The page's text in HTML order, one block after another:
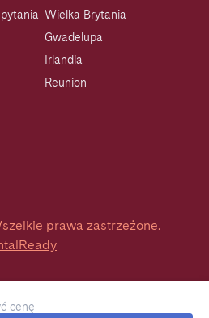
cenę
Wielka Brytania
Gwadelupa
Irlandia
Reunion
prawa zastrzeżone.